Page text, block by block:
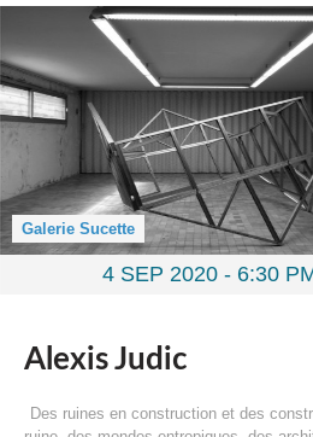
Galerie Sucette
4 SEP 2020 - 6:30
Alexis Judic
Des ruines en construction et des